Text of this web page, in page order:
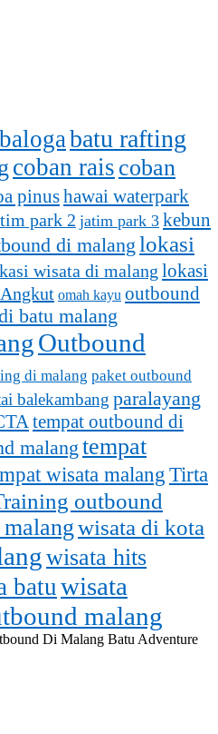
baloga batu rafting
coban rais coban
pinushawai waterpark
park 2 jatim park 3 kebun
di malang lokasi
wisata di malang lokasi
omah kayu outbound
batu malang
Outbound
di malang paket outbound
balekambang paralayang
tempat outbound di
malang tempat
wisata malangTirta
outbound
wisata di kota
wisata hits
batu wisata
malang
Di Malang Batu Adventure